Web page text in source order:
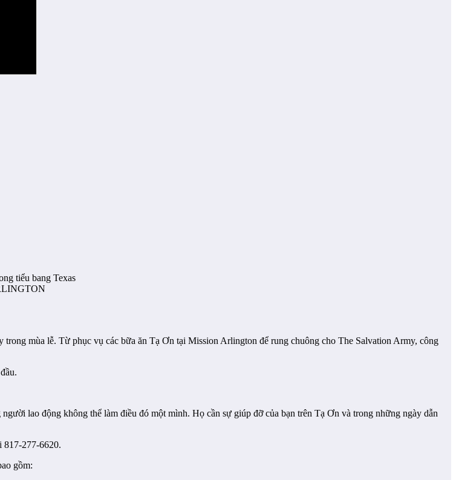
tiểu bang Texas
mùa lễ. Từ phục vụ các bữa ăn Tạ Ơn tại Mission Arlington để rung chuông cho The Salvation Army, công
lao động không thể làm điều đó một mình. Họ cần sự giúp đỡ của bạn trên Tạ Ơn và trong những ngày dẫn
817-277-6620.
gồm: